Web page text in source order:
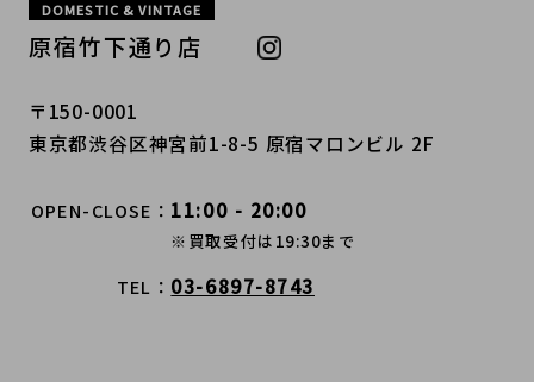
DOMESTIC & VINTAGE
原宿竹下通り店
〒150-0001
東京都渋谷区神宮前1-8-5 原宿マロンビル 2F
OPEN-CLOSE 11:00 - 20:00
※買取受付は19:30まで
TEL 03-6897-8743